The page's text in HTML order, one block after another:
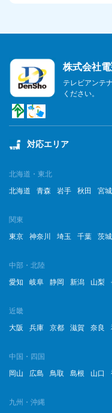
2023年6月
2023年5月
2023年4月
2023年3月
2023年2月
2022年8月
2022年6月
2022年5月
株式会社電
テレビアンテ
ください。
対応エリア
北海道・東北
北海道
青森 岩手 秋田 宮城
関東
東京
神奈川 埼玉 千葉 茨城
中部・北陸
愛知
岐阜 静岡 新潟 山梨
近畿
大阪
兵庫 京都 滋賀 奈良
中国・四国
岡山
広島 鳥取 島根 山口
九州・沖縄